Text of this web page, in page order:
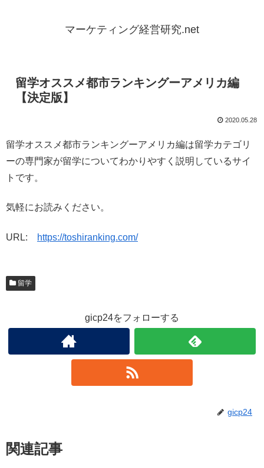
マーケティング経営研究.net
留学オススメ都市ランキングーアメリカ編
【決定版】
2020.05.28
留学オススメ都市ランキングーアメリカ編は留学カテゴリ
ーの専門家が留学についてわかりやすく説明しているサイ
トです。
気軽にお読みください。
URL: https://toshiranking.com/
留学
gicp24をフォローする
gicp24
関連記事